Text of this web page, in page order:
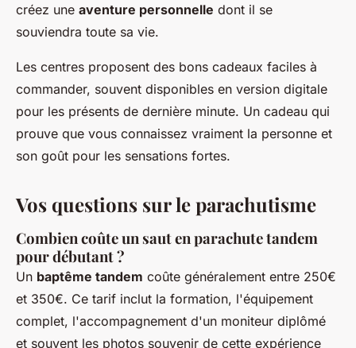
créez une aventure personnelle dont il se
souviendra toute sa vie.
Les centres proposent des bons cadeaux faciles à
commander, souvent disponibles en version digitale
pour les présents de dernière minute. Un cadeau qui
prouve que vous connaissez vraiment la personne et
son goût pour les sensations fortes.
Vos questions sur le parachutisme
Combien coûte un saut en parachute tandem
pour débutant ?
Un baptême tandem coûte généralement entre 250€
et 350€. Ce tarif inclut la formation, l'équipement
complet, l'accompagnement d'un moniteur diplômé
et souvent les photos souvenir de cette expérience